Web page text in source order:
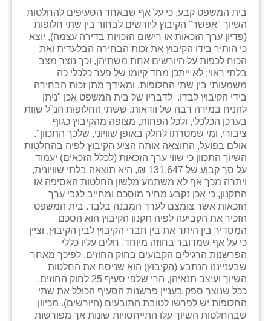
בית המשפט קבע, כי על אף שבאחד הסעיפים להחלטות
השיוך "אפשר" הקיבוץ ליורשים לבחור בין שתי חלופות
(פדיון ערך הזכאות או רישום הזכויות בדירה עצמה), יוצא
כי הותיר בידו הקיבוץ את זכות הבחירה הבלעדית ואת
הכוח לכפות על היורשים אחת משתיהן, וכך נוצר מצב
בלתי ראוי; לא ייתכן מחד קיומו של פער כלכלי כה
משמעותי בין שתי החלופות, ומאידך מתן זכות הבחירה
בידי הקיבוץ לבדו. לדבריו של בית המשפט אכן "ניתן
להניח במידה רבה של וודאות, ששתי החלופות הנ"ל שוות
בערכן הכלכלי, ולכל הפחות, מצופה מהקיבוץ כגוף
ציבורי, ומי שמטרתו לחלק באופן שוויוני, שלכך התכוון".
אולם בפועל, התוצאה אותה הציע הקיבוץ לפיה בהחלטות
השיוך התכוון כי שווי ערך הזכאות (לכלל הזכאים) יעמוד
על סך קבוע של 131,647 ₪, היא תוצאה בלתי שוויונית,
ויתרה מכך אף לא משתמע מלשון החלטות האסיפה או
התקנון, כי אכן נקבע מחיר מוסכם ומחייב לגבי ערך
הזכאות אשר צומצם לערך המבנה בלבד. בית המשפט
הזכיר את הקביעה לפיה תקנון הקיבוץ הוא הסכם
המסדיר בין היתר את בין חברי הקיבוץ לבין הקיבוץ, וציין
כי על אף שמדובר בחוזה מיוחד, חלים עליו כללי
הפרשנות הרגילים הקבועים בחוק החוזים. לפיכך מאחר
שבענייננו הנתבע (הקיבוץ) הוא שניסח את החלטות
השיוך ועיצב תנאיהן, הרי שלפי סעיף 25 לחוק החוזים,
ככל שנוצר ספק בעניין פרשנות הסעיף הכולל את שתי
החלופות יש לפרשו לטובת התובעים (היורשים). מכיוון
שבהחלטות השיוך עלו התייחסויות שונות אך מפורשות